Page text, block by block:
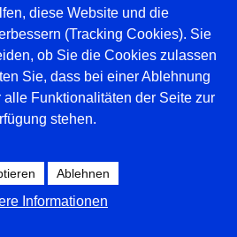
diese Website und die
(Tracking Cookies). Sie
ob Sie die Cookies zulassen
Sie, dass bei einer Ablehnung
Funktionalitäten der Seite zur
stehen.
Ablehnen
Informationen